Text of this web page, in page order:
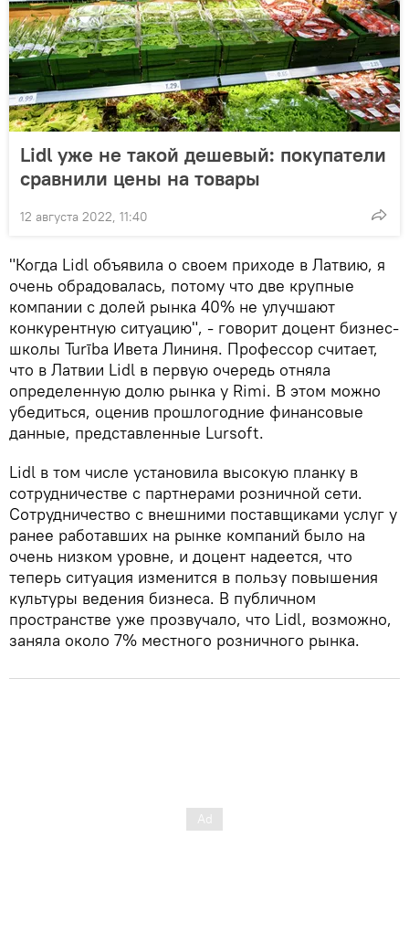
Lidl уже не такой дешевый: покупатели
сравнили цены на товары
12 августа 2022, 11:40
"Когда Lidl объявила о своем приходе в Латвию, я
очень обрадовалась, потому что две крупные
компании с долей рынка 40% не улучшают
конкурентную ситуацию", - говорит доцент бизнес-
школы Turība Ивета Лининя. Профессор считает,
что в Латвии Lidl в первую очередь отняла
определенную долю рынка у Rimi. В этом можно
убедиться, оценив прошлогодние финансовые
данные, представленные Lursoft.
Lidl в том числе установила высокую планку в
сотрудничестве с партнерами розничной сети.
Сотрудничество с внешними поставщиками услуг у
ранее работавших на рынке компаний было на
очень низком уровне, и доцент надеется, что
теперь ситуация изменится в пользу повышения
культуры ведения бизнеса. В публичном
пространстве уже прозвучало, что Lidl, возможно,
заняла около 7% местного розничного рынка.